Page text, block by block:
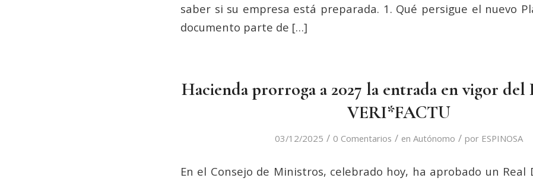
saber si su empresa está preparada. 1. Qué persigue el nuevo
documento parte de […]
Hacienda prorroga a 2027 la entrada en vigor del
VERI*FACTU
03/12/2025 / 0 Comentarios / en Autónomo / por ESPINOSA
En el Consejo de Ministros, celebrado hoy, ha aprobado un Real